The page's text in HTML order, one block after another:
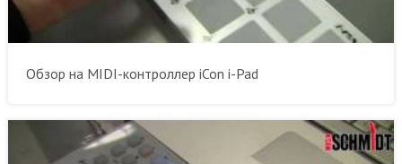
Обзор на MIDI-контроллер iCon i-Pad